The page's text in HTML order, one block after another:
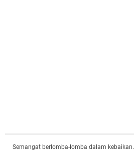
Semangat berlomba-lomba dalam kebaikan.